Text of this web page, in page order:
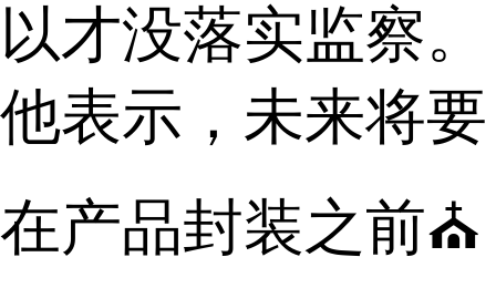
以才没落实监察。
他表示，未来将要
在产品封装之前⛪